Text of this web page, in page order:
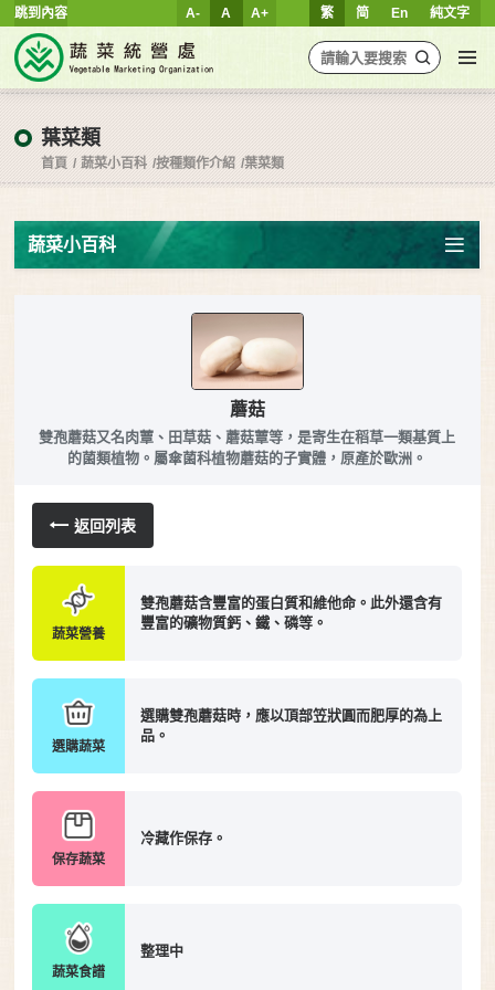
跳到內容 繁 简 En 純文字
A- A A+
葉菜類
首頁 蔬菜小百科 按種類作介紹 葉菜類
蔬菜小百科
蘑菇
雙孢蘑菇又名肉蕈、田草菇、蘑菇蕈等，是寄生在稻草一類基質上
的菌類植物。屬傘菌科植物蘑菇的子實體，原產於歐洲。
返回列表
蔬菜營養
雙孢蘑菇含豐富的蛋白質和維他命。此外還含有
豐富的礦物質鈣、鐵、磷等。
選購蔬菜
選購雙孢蘑菇時，應以頂部笠狀圓而肥厚的為上
品。
保存蔬菜
冷藏作保存。
蔬菜食譜
整理中